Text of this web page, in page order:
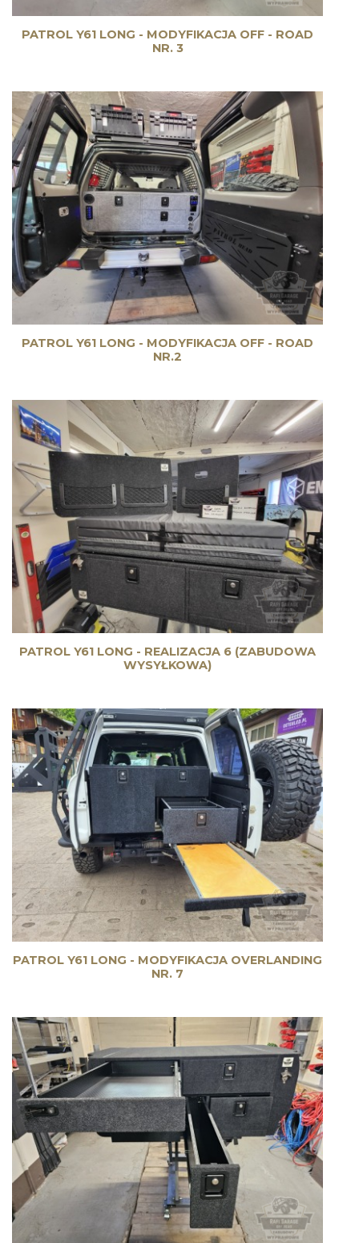
PATROL Y61 LONG - MODYFIKACJA OFF - ROAD
NR. 3
PATROL Y61 LONG - MODYFIKACJA OFF - ROAD
NR.2
PATROL Y61 LONG - REALIZACJA 6 (ZABUDOWA
WYSYŁKOWA)
PATROL Y61 LONG - MODYFIKACJA OVERLANDING
NR. 7